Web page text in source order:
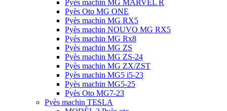
Pyès machin MG MARVEL R
Pyès Oto MG ONE
Pyès machin MG RX5
Pyès machin NOUVO MG RX5
Pyès machin MG Rx8
Pyès machin MG ZS
Pyès machin MG ZS-24
Pyès machin MG ZX/ZST
Pyès machin MG5 i5-23
Pyès machin MG5-25
Pyès Oto MG7-23
Pyès machin TESLA